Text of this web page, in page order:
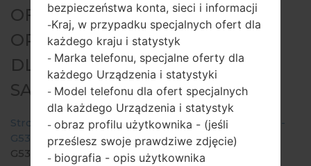
OFICJALNE
OPROGRAMOWANIE #29865
DLA: SM-G532M -
SAMSUNGGALAXY J2 PRIME
Strona startowa →Galaxy J2 Prime →SamsungSM-
G532M
→SM-
G532M_1_20170728085913_e5bwfnw2q6_fac.zip
bezpieczeństwa konta, sieci i informacji
-Kraj, w przypadku specjalnych ofert dla
każdego kraju i statystyk
- Marka telefonu, specjalne oferty dla
każdego Urządzenia i statystyki
- Model telefonu dla ofert specjalnych
dla każdego Urządzenia i statystyk
- obraz profilu użytkownika - (jeśli
prześlesz swoje prawdziwe zdjęcie)
- biografia - opis użytkownika